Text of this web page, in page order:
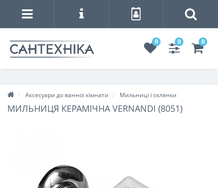
0 0 0
Аксесуари до ванної кімнати Мильниці і склянки
МИЛЬНИЦЯ КЕРАМІЧНА VERNANDI (8051)